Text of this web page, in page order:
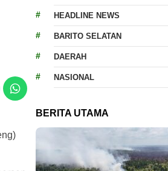
HEADLINE NEWS
BARITO SELATAN
DAERAH
NASIONAL
BERITA UTAMA